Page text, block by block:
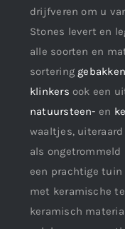
drijfveren om u
Stones levert en
alle soorten en
sortering
klinkers ook een
natuursteen- en
waaltjes,
als ongetrommeld
een prachtige tuin
met keramische
keramisch